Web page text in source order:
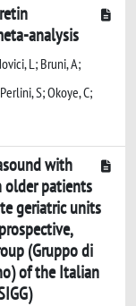
analysis
L; Bruni, A;
S; Okoye, C;
with
older patients
geriatric units
(Gruppo di
of the Italian